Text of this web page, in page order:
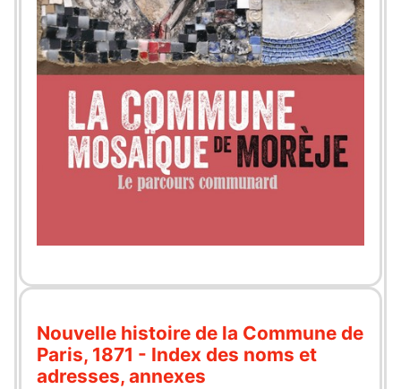
Nouvelle histoire de la Commune de
Paris, 1871 - Index des noms et
adresses, annexes